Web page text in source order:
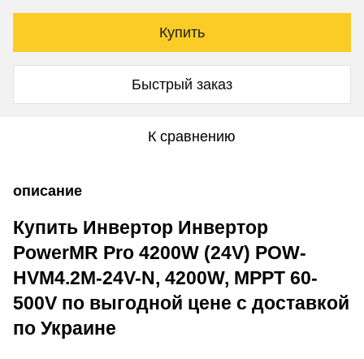
Купить
Быстрый заказ
К сравнению
описание
Купить Инвертор Инвертор
PowerMR Pro 4200W (24V) POW-
HVM4.2M-24V-N, 4200W, MPPT 60-
500V по выгодной цене с доставкой
по Украине